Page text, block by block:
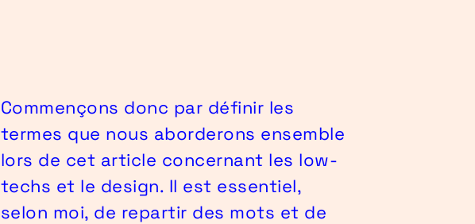
Commençons donc par définir les
termes que nous aborderons ensemble
lors de cet article concernant les low-
techs et le design. Il est essentiel,
selon moi, de repartir des mots et de